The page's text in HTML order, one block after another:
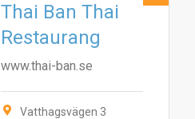
Thai Ban Thai
Restaurang
www.thai-ban.se
Vatthagsvägen 3